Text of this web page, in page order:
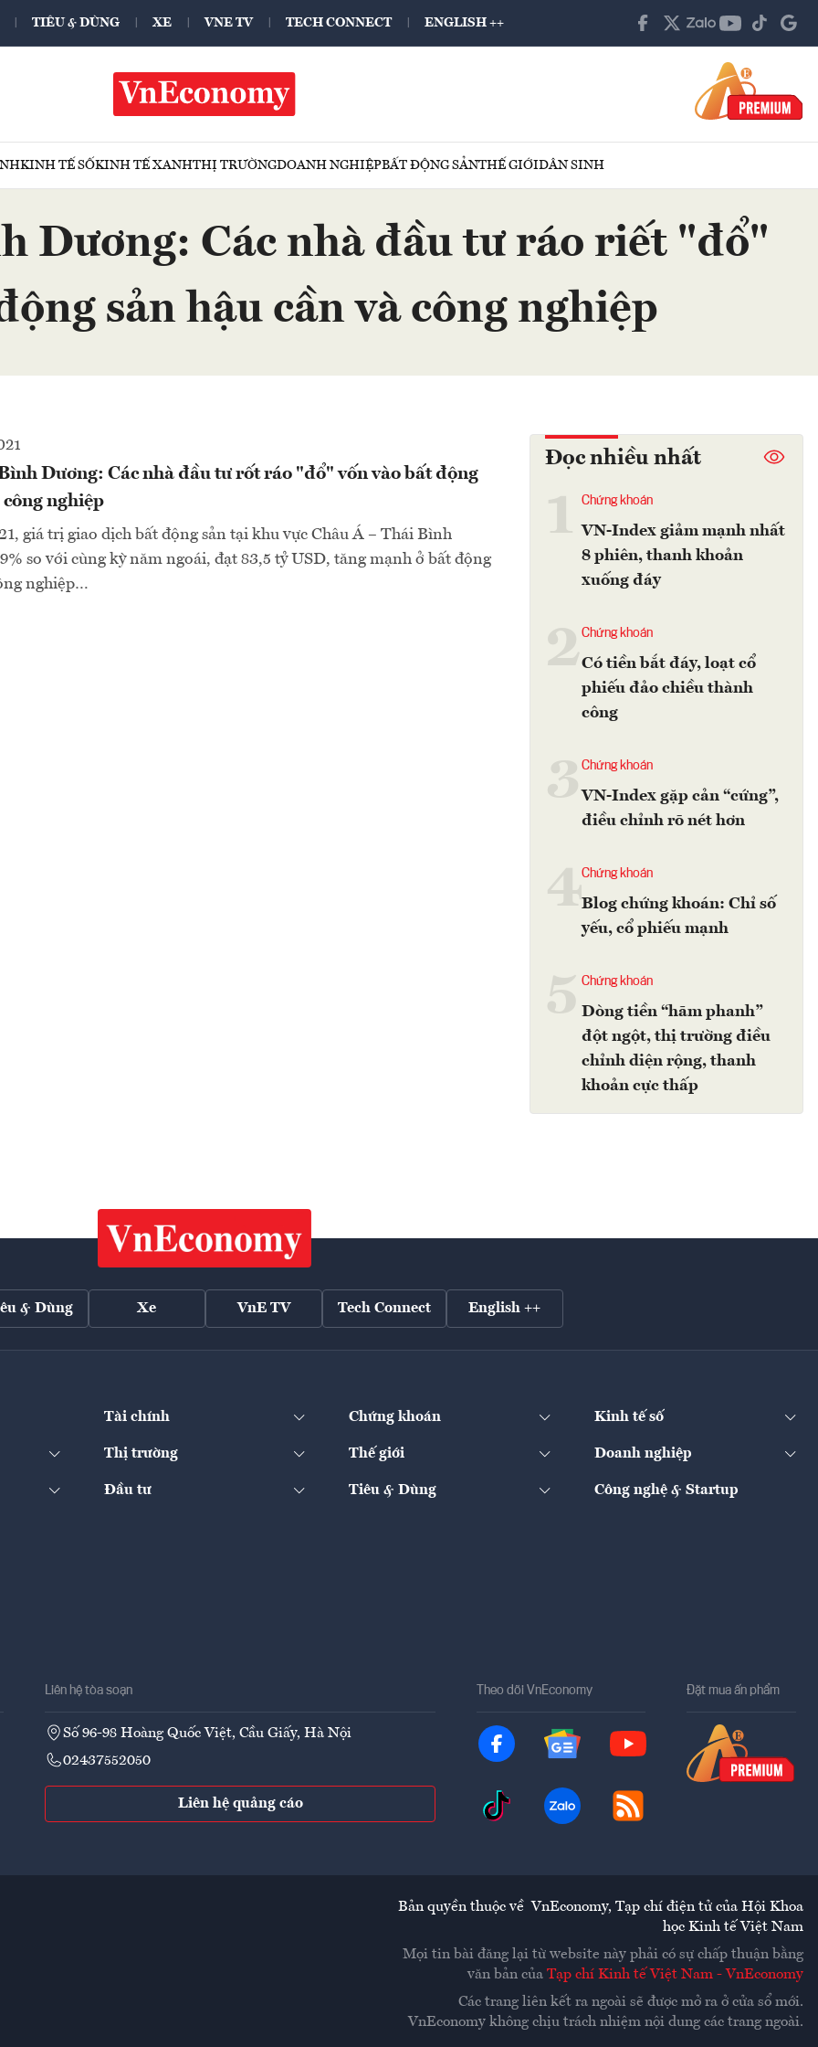
TIÊU & DÙNG XE VNE TV TECH CONNECT ENGLISH ++
KINH TẾ SỐKINH TẾ XANHTHỊ TRƯỜNGDOANH NGHIỆPBẤT ĐỘNG SẢNTHẾ GIỚIDÂN SINH
Dương: Các nhà đầu tư ráo riết "đổ"
sản hậu cần và công nghiệp
Dương: Các nhà đầu tư rốt ráo "đổ" vốn vào bất động
công nghiệp
giá trị giao dịch bất động sản tại khu vực Châu Á – Thái Bình
so với cùng kỳ năm ngoái, đạt 83,5 tỷ USD, tăng mạnh ở bất động
nghiệp…
Đọc nhiều nhất
Chứng khoán
VN-Index giảm mạnh nhất
8 phiên, thanh khoản
xuống đáy
2Chứng khoán
Có tiền bắt đáy, loạt cổ
phiếu đảo chiều thành
công
Chứng khoán
VN-Index gặp cản “cứng”,
điều chỉnh rõ nét hơn
4Chứng khoán
Blog chứng khoán: Chỉ số
yếu, cổ phiếu mạnh
Chứng khoán
Dòng tiền “hãm phanh”
đột ngột, thị trường điều
chỉnh diện rộng, thanh
khoản cực thấp
& Dùng Xe VnE TV Tech Connect English ++
Tài chính Chứng khoán Kinh tế số
Thị trường Thế giới Doanh nghiệp
Đầu tư Tiêu & Dùng Công nghệ & Startup
Liên hệ tòa soạn
Số 96-98 Hoàng Quốc Việt, Cầu Giấy, Hà Nội
02437552050
Liên hệ quảng cáo
Theo dõi VnEconomy Đặt mua ấn phẩm
Bản quyền thuộc về VnEconomy, Tạp chí điện tử của Hội Khoa
học Kinh tế Việt Nam
Mọi tin bài đăng lại từ website này phải có sự chấp thuận bằng
văn bản của Tạp chí Kinh tế Việt Nam - VnEconomy
Các trang liên kết ra ngoài sẽ được mở ra ở cửa sổ mới.
VnEconomy không chịu trách nhiệm nội dung các trang ngoài.